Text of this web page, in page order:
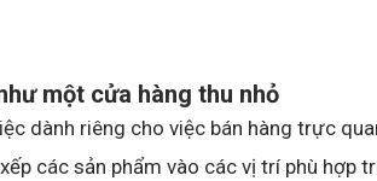
một cửa hàng thu nhỏ
dành riêng cho việc bán hàng trực
các sản phẩm vào các vị trí phù hợp